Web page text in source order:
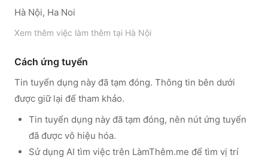
Hà Nội, Ha Noi
Xem thêm việc làm thêm tại Hà Nội
Cách ứng tuyển
Tin tuyển dụng này đã tạm đóng. Thông tin bên dưới
được giữ lại để tham khảo.
Tin tuyển dụng này đã tạm đóng, nên nút ứng tuyển
đã được vô hiệu hóa.
Sử dụng AI tìm việc trên LàmThêm.me để tìm vị trí